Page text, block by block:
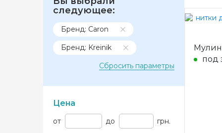
следующее:
Бренд: Caron
Бренд: Kreinik
Сбросить параметры
Цена
от до грн.
под